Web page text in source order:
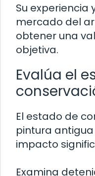
Su experiencia
mercado del
obtener una
objetiva.
Evalúa el
El estado de
pintura
impacto
Examina